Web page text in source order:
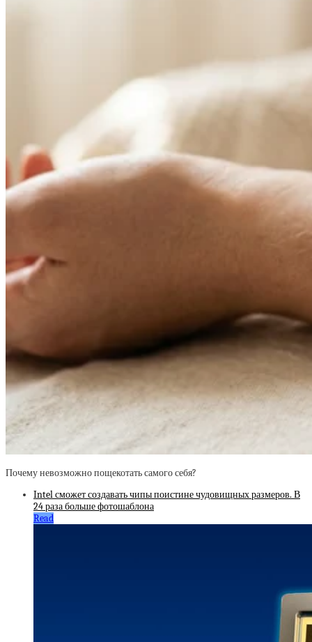
Почему невозможно пощекотать самого себя?
Intel сможет создавать чипы поистине чудовищных размеров. В
24 раза больше фотошаблона
Read